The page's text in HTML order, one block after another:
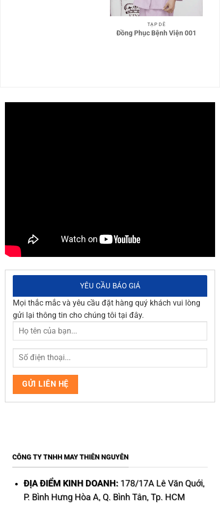
TẠP DỀ
Đồng Phục Bệnh Viện 001
YÊU CẦU BÁO GIÁ
Mọi thắc mắc và yêu cầu đặt hàng quý khách vui lòng
gửi lại thông tin cho chúng tôi tại đây.
CÔNG TY TNHH MAY THIÊN NGUYÊN
ĐỊA ĐIỂM KINH DOANH: 178/17A Lê Văn Quới,
P. Bình Hưng Hòa A, Q. Bình Tân, Tp. HCM